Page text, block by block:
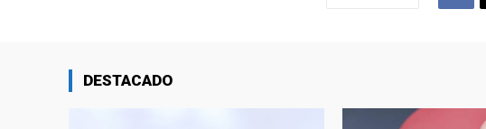
DESTACADO